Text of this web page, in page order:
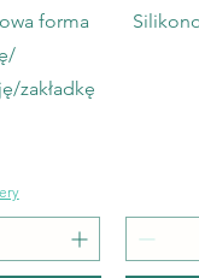
forma
zakładkę